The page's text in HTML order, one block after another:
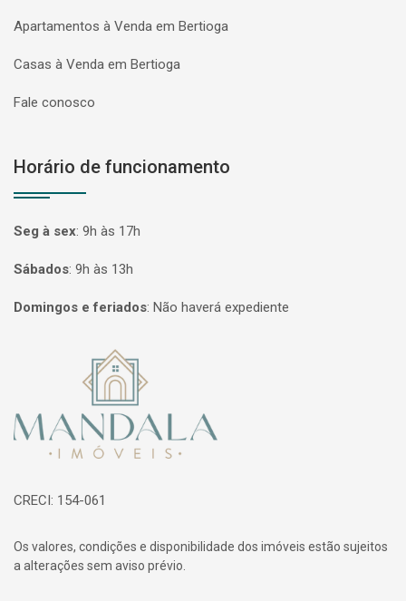
Apartamentos à Venda em Bertioga
Casas à Venda em Bertioga
Fale conosco
Horário de funcionamento
Seg à sex: 9h às 17h
Sábados: 9h às 13h
Domingos e feriados: Não haverá expediente
Página inicial
CRECI: 154-061
Os valores, condições e disponibilidade dos imóveis estão sujeitos
a alterações sem aviso prévio.